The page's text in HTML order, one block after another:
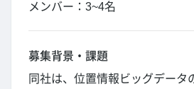
メンバー：3~4名
募集背景・課題
同社は、位置情報ビッグデータ